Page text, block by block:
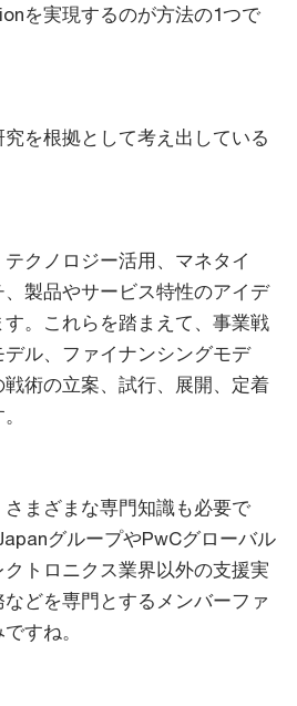
を実現するのが方法の1つで
を根拠として考え出している
クノロジー活用、マネタイ
製品やサービス特性のアイデ
。これらを踏まえて、事業戦
ル、ファイナンシングモデ
術の立案、試行、展開、定着
まざまな専門知識も必要で
グループやPwCグローバル
トロニクス業界以外の支援実
どを専門とするメンバーファ
すね。